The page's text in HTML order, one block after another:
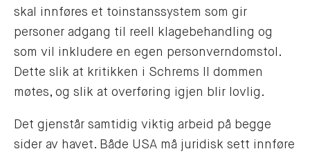
skal innføres et toinstanssystem som gir
personer adgang til reell klagebehandling og
som vil inkludere en egen personverndomstol.
Dette slik at kritikken i Schrems II dommen
møtes, og slik at overføring igjen blir lovlig.
Det gjenstår samtidig viktig arbeid på begge
sider av havet. Både USA må juridisk sett innføre